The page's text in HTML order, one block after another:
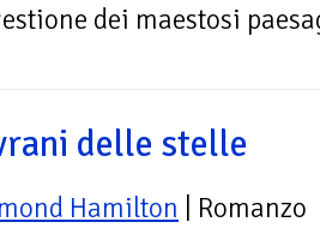
dei maestosi
delle stelle
Hamilton | Romanzo